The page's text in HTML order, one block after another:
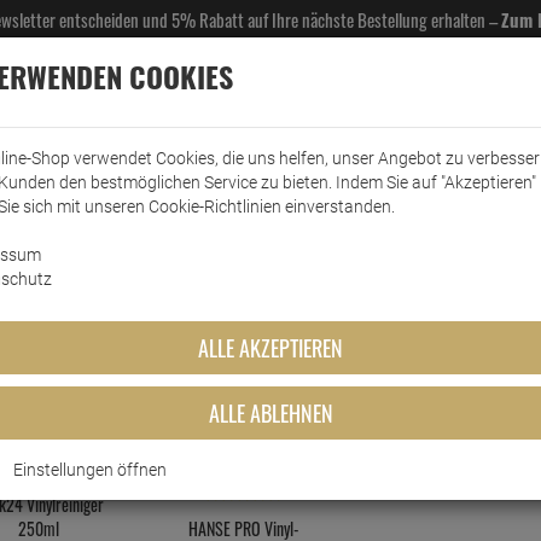
entscheiden und 5% Rabatt auf Ihre nächste Bestellung erhalten –Zum
& GASTROBEDARF DROGERIE KÜCHE & HAUSHALT KFZ
PRODUKTE DIESER
3
Vinylreiniger
250ml
HANSE PRO Vinyl-
COOKIES
Shop verwendet Cookies, die uns helfen, unser Angebot zu
den bestmöglichen Service zu bieten. Indem Sie auf "Akzeptieren"
sich mit unseren Cookie-Richtlinien einverstanden.
ALLE AKZEPTIEREN
ALLE ABLEHNEN
Einstellungen öffnen